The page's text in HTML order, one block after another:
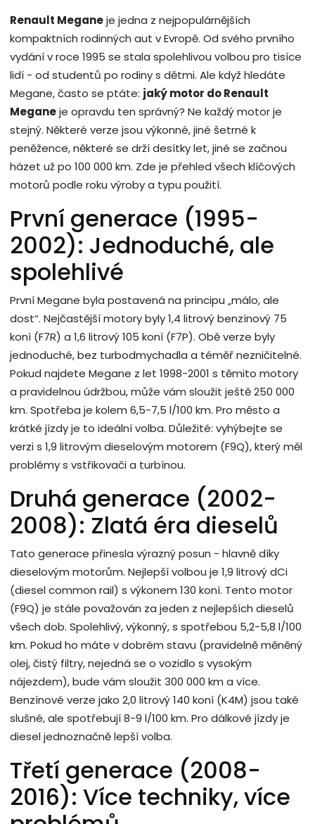
Renault Meganeje jedna z nejpopulárnějších
kompaktních rodinných aut v Evropě. Od svého prvního
vydání v roce 1995 se stala spolehlivou volbou pro tisíce
lidí - od studentů po rodiny s dětmi. Ale když hledáte
Megane, často se ptáte: jaký motor do Renault
Meganeje opravdu ten správný? Ne každý motor je
stejný. Některé verze jsou výkonné, jiné šetrné k
peněžence, některé se drží desítky let, jiné se začnou
házet už po 100 000 km. Zde je přehled všech klíčových
motorů podle roku výroby a typu použití.
První generace (1995-
2002): Jednoduché, ale
spolehlivé
První Megane byla postavená na principu „málo, ale
dost“. Nejčastější motory byly 1,4 litrový benzínový 75
koní (F7R) a 1,6 litrový 105 koní (F7P). Obě verze byly
jednoduché, bez turbodmychadla a téměř nezničitelné.
Pokud najdete Megane z let 1998-2001 s těmito motory
a pravidelnou údržbou, může vám sloužit ještě 250 000
km. Spotřeba je kolem 6,5-7,5 l/100 km. Pro město a
krátké jízdy je to ideální volba. Důležité: vyhýbejte se
verzi s 1,9 litrovým dieselovým motorem (F9Q), který měl
problémy s vstřikovači a turbínou.
Druhá generace (2002-
2008): Zlatá éra dieselů
Tato generace přinesla výrazný posun - hlavně díky
dieselovým motorům. Nejlepší volbou je 1,9 litrový dCi
(diesel common rail) s výkonem 130 koní. Tento motor
(F9Q) je stále považován za jeden z nejlepších dieselů
všech dob. Spolehlivý, výkonný, s spotřebou 5,2-5,8 l/100
km. Pokud ho máte v dobrém stavu (pravidelně měněný
olej, čistý filtry, nejedná se o vozidlo s vysokým
nájezdem), bude vám sloužit 300 000 km a více.
Benzínové verze jako 2,0 litrový 140 koní (K4M) jsou také
slušné, ale spotřebují 8-9 l/100 km. Pro dálkové jízdy je
diesel jednoznačně lepší volba.
Třetí generace (2008-
2016): Více techniky, více